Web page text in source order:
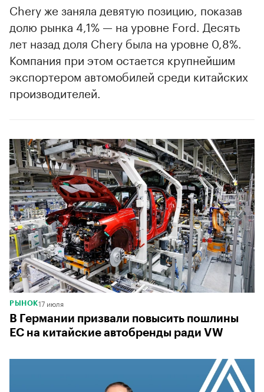
00:00 / 00:00
Chery же заняла девятую позицию, показав
долю рынка 4,1% — на уровне Ford. Десять
лет назад доля Chery была на уровне 0,8%.
Компания при этом остается крупнейшим
экспортером автомобилей среди китайских
производителей.
РЫНОК17 июля
В Германии призвали повысить пошлины
ЕС на китайские автобренды ради VW